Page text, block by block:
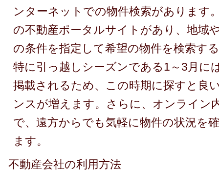
ンターネットでの物件検索があります
の不動産ポータルサイトがあり、地域
の条件を指定して希望の物件を検索す
特に引っ越しシーズンである1～3月に
掲載されるため、この時期に探すと良
ンスが増えます。さらに、オンライン
で、遠方からでも気軽に物件の状況を
ます。
不動産会社の利用方法